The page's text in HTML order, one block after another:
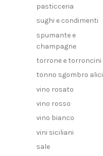
pasticceria
sughi e condimenti
spumante e
champagne
torrone e torroncini
tonno sgombro alici
vino rosato
vino rosso
vino bianco
vini siciliani
sale